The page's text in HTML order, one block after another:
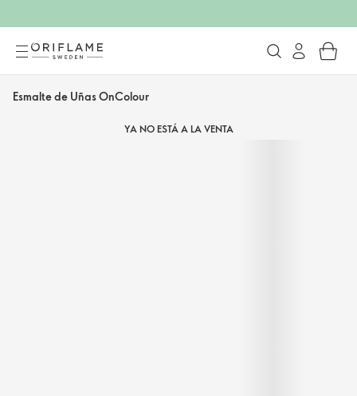
Esmalte de Uñas OnColour
YA NO ESTÁ A LA VENTA